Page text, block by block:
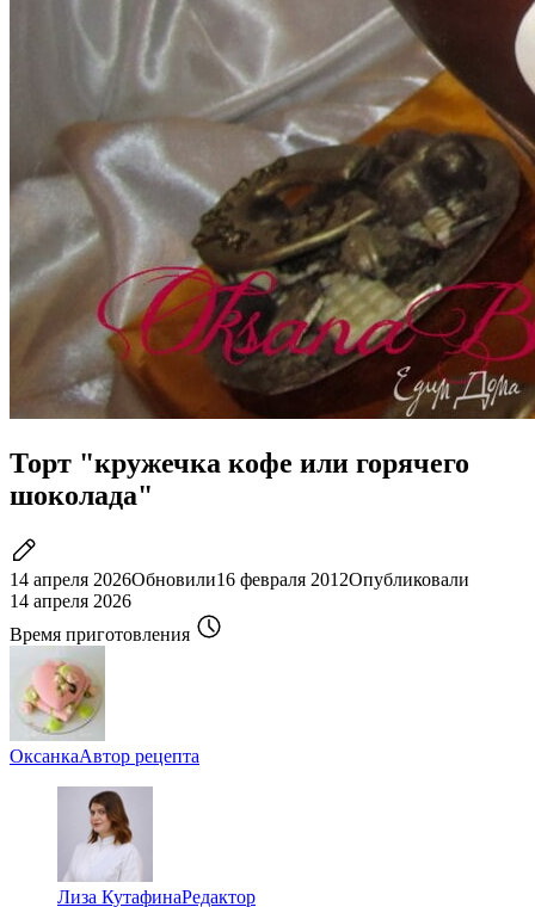
Торт "кружечка кофе или горячего
шоколада"
14 апреля 2026Обновили16 февраля 2012Опубликовали
14 апреля 2026
Время приготовления
ОксанкаАвтор рецепта
Лиза КутафинаРедактор